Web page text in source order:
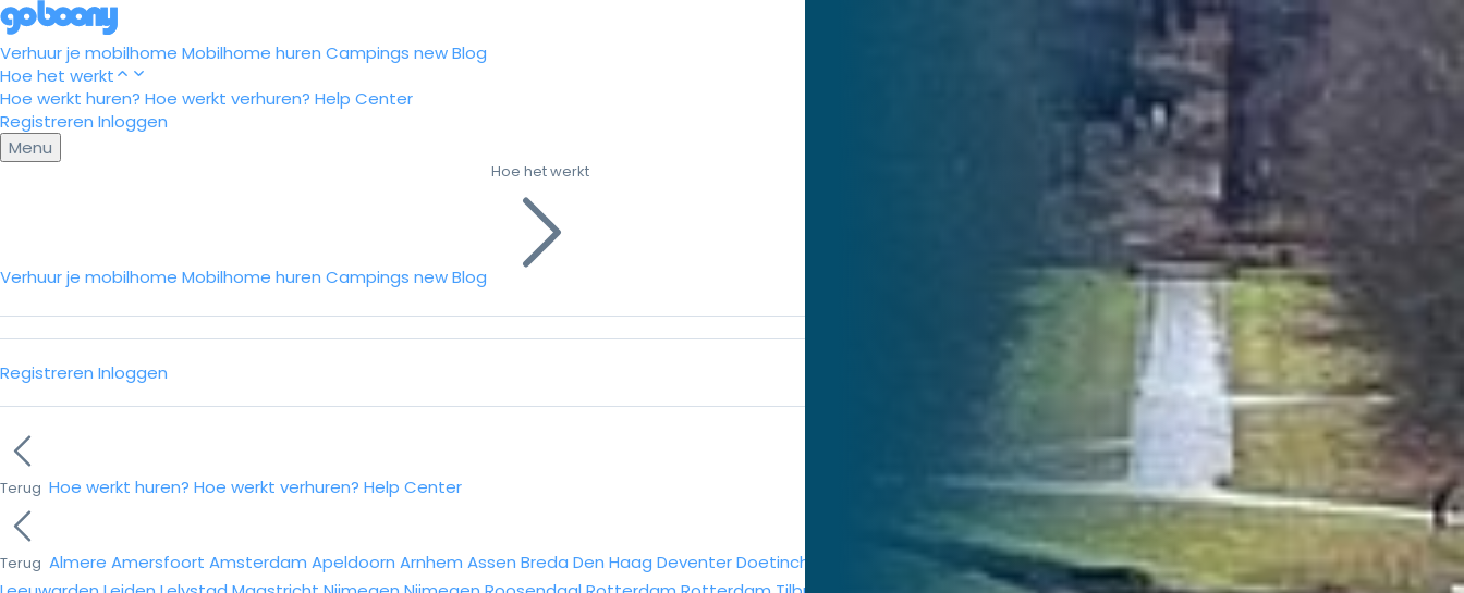
Verhuur je mobilhome Mobilhome huren Campings newBlog
Hoe het werkt
Hoe werkt huren? Hoe werkt verhuren? Help Center
Registreren Inloggen
Menu
Verhuur je mobilhome Mobilhome huren Campings newBlog
Hoe het werkt
Registreren Inloggen
Terug Hoe werkt huren? Hoe werkt verhuren? Help Center
Terug Almere Amersfoort Amsterdam Apeldoorn Arnhem Assen Breda Den Haag DeventerDoetinchem EindhovenEnschedeGroningen Haarlem HelmondHengelo